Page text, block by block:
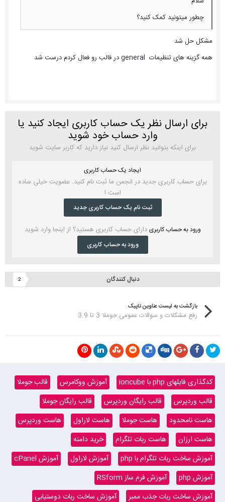
چطور میتونید کمک کنید؟
مشکل حل شد
همه گزینه های تنظیمات general در قالب رو فعال کردم درست شد
برای ارسال نظر یک حساب کاربری ایجاد کنید یا
وارد حساب خود شوید
برای اینکه بتوانید نظر ارسال کنید نیاز دارید که کاربر سایت شوید
ایجاد یک حساب کاربری
برای حساب کاربری جدید در انجمن ما ثبت نام کنید. عضویت خیلی ساده
است !
ثبت نام یک حساب کاربری جدید
ورود به حساب کاربری دارای حساب کاربری هستید؟ از اینجا وارد شوید
ورود به حساب کاربری
دنبال کنندگان 2
بازگشت به لیست عناوین تاپیک
رفع مشکلات و سوالات عمومی جوملا 3 تا 3.9
کدگذاری فایلهای php با ioncube آموزش ووکامرس
قالب جوملا
قالب وردپرس
قالب رایگان وردپرس
قالب رایگان جوملا
هاست نامحدود
هاست جوملا هاست لاراول
هاست وردپرس
هاست ارزان
هاست ربات تلگرام
خرید دامنه
آموزش ساخت ربات تلگرام با php
آموزش لاراول
آموزش cPanel
آموزش php
آموزش فرم ساز RSform
آموزش ساخت ربات جذب ممبر
آموزش ساخت ربات دوستیابی